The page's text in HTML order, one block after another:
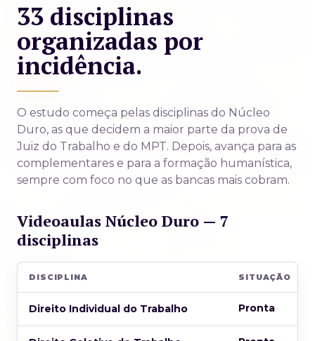
33 disciplinas
organizadas por
incidência.
O estudo começa pelas disciplinas do Núcleo
Duro, as que decidem a maior parte da prova de
Juiz do Trabalho e do MPT. Depois, avança para as
complementares e para a formação humanística,
sempre com foco no que as bancas mais cobram.
Videoaulas Núcleo Duro — 7
disciplinas
DISCIPLINA SITUAÇÃO
Direito Individual do Trabalho Pronta